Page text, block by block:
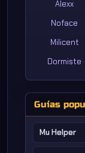
Alexx
Noface
Milicent
Dormiste
Guías
Mu Helper